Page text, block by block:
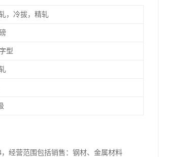
，冷拔，精轧
型
经营范围包括销售：钢材、金属材料